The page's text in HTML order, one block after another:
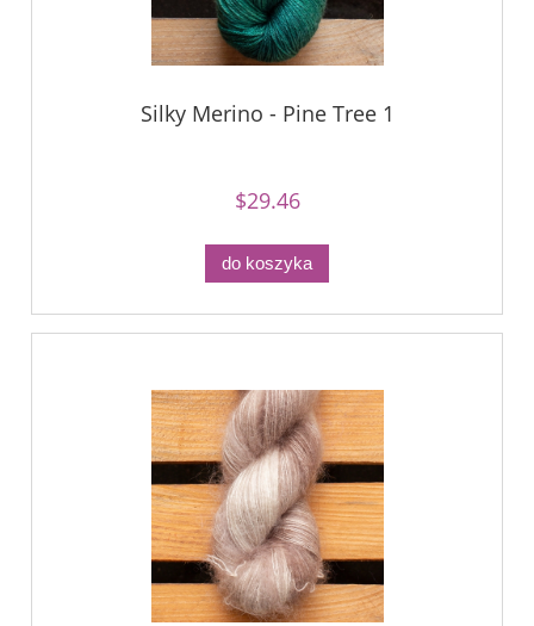
Silky Merino - Pine Tree 1
$29.46
do koszyka